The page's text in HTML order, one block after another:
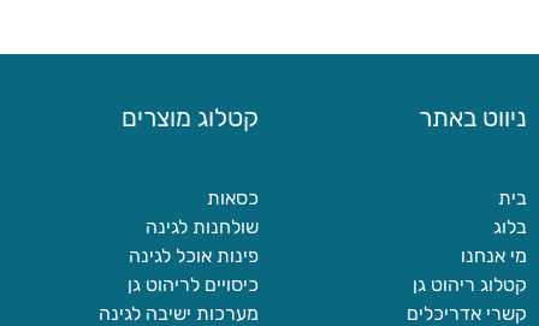
ניווט באתר
בית
בלוג
מי אנחנו
קטלוג ריהוט גן
קשרי אדריכלים
קטלוג מוצרים
כסאות
שולחנות לגינה
פינות אוכל לגינה
כיסויים לריהוט גן
מערכות ישיבה לגינה